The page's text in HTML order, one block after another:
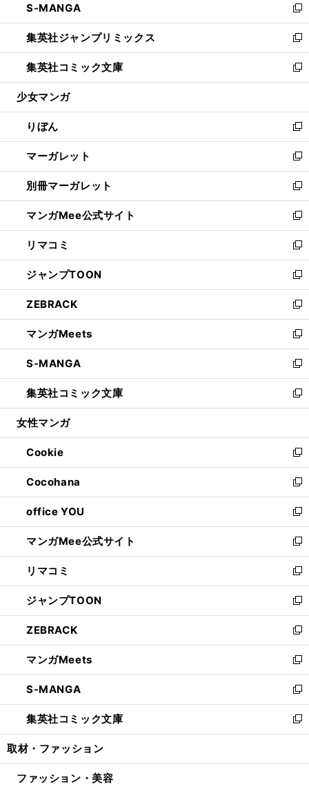
く
で
開
く
ド
ウ
で
開
く
ィ
ン
ド
ウ
で
開
い
ウ
ィ
ン
ド
ウ
開
く
S-MANGA
新
し
い
ウ
ィ
ン
ウ
で
開
く
集英社ジャンプリミックス
新
し
い
ウ
ン
ド
ウ
で
開
く
集英社コミック文庫
新
し
ウ
ィ
ン
ド
ウ
で
開
く
少女マンガ
りぼん
新
し
い
ウ
ィ
ン
ド
ウ
で
開
く
マーガレット
新
し
い
ウ
ィ
ン
ド
ウ
で
開
く
別冊マーガレット
新
し
い
ウ
ィ
ン
ド
ウ
で
開
く
マンガMee公式サイト
新
し
い
ウ
ィ
ン
ド
ウ
で
開
く
リマコミ
新
し
い
ウ
ィ
ン
ド
ウ
で
開
く
ジャンプTOON
新
し
い
ウ
ィ
ン
ド
ウ
で
開
ZEBRACK
新
し
い
ウ
ィ
ン
ド
ウ
開
く
マンガMeets
新
し
い
ウ
ィ
ン
ウ
で
開
く
S-MANGA
新
し
い
ウ
ン
ド
ウ
で
開
く
集英社コミック文庫
新
し
ウ
ィ
ン
ド
ウ
で
開
く
女性マンガ
Cookie
新
し
い
ウ
ィ
ン
ド
ウ
で
開
く
Cocohana
新
し
い
ウ
ィ
ン
ド
ウ
で
開
く
office YOU
新
し
い
ウ
ィ
ン
ド
ウ
で
開
く
マンガMee公式サイト
新
し
い
ウ
ィ
ン
ド
ウ
で
開
く
リマコミ
新
し
い
ウ
ィ
ン
ド
ウ
で
開
く
ジャンプTOON
新
し
い
ウ
ィ
ン
ド
ウ
で
開
ZEBRACK
新
し
い
ウ
ィ
ン
ド
ウ
開
マンガMeets
新
し
い
ウ
ィ
ン
ウ
S-MANGA
新
し
い
ウ
ン
集英社コミック文庫
新
し
ウ
取材・ファッション
ファッション・美容